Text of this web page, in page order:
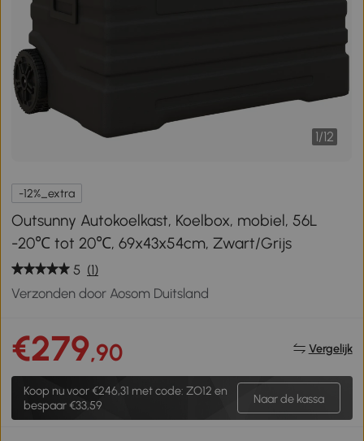
1/12
-12%_extra
Outsunny Autokoelkast, Koelbox, mobiel, 56L
-20℃ tot 20℃, 69x43x54cm, Zwart/Grijs
5 (1)
Verzonden door Aosom Duitsland
€279,90 Vergelijk
Koop nu voor €246,31 met code: ZO12 en
bespaar €33,59
Naar de kassa